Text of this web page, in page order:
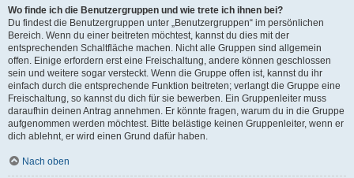
Wo finde ich die Benutzergruppen und wie trete ich ihnen bei?
Du findest die Benutzergruppen unter „Benutzergruppen“ im persönlichen
Bereich. Wenn du einer beitreten möchtest, kannst du dies mit der
entsprechenden Schaltfläche machen. Nicht alle Gruppen sind allgemein
offen. Einige erfordern erst eine Freischaltung, andere können geschlossen
sein und weitere sogar versteckt. Wenn die Gruppe offen ist, kannst du ihr
einfach durch die entsprechende Funktion beitreten; verlangt die Gruppe eine
Freischaltung, so kannst du dich für sie bewerben. Ein Gruppenleiter muss
daraufhin deinen Antrag annehmen. Er könnte fragen, warum du in die Gruppe
aufgenommen werden möchtest. Bitte belästige keinen Gruppenleiter, wenn er
dich ablehnt, er wird einen Grund dafür haben.
Nach oben